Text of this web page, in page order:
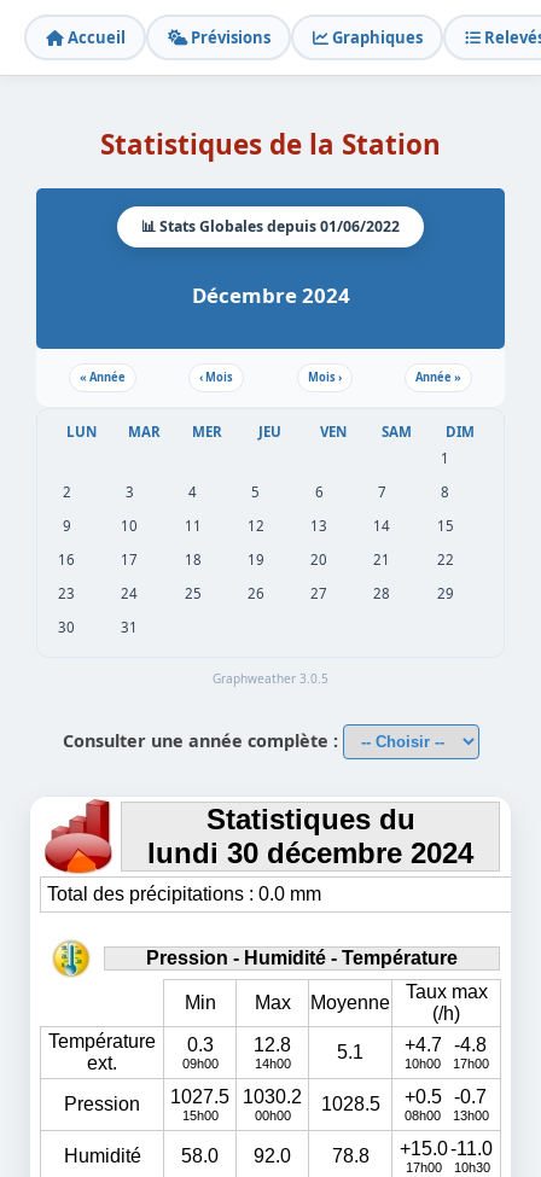
Accueil Prévisions Graphiques
Statistiques de la Station
📊 Stats Globales depuis 01/06/2022
Décembre 2024
« Année ‹Mois Mois› Année»
LUN MAR MER JEU VEN SAM
DIM
1
2
3 4 5 6 7
8
9
10 11 12 13 14
15
16
17 18 19 20 21
22
23
24 25 26 27 28
29
30
31
Graphweather 3.0.5
Consulter une année complète :